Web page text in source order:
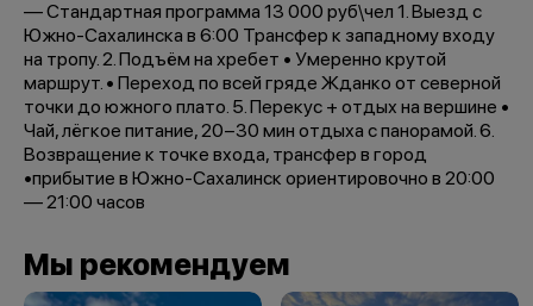
— Стандартная программа 13 000 руб\чел 1. Выезд с
Южно-Сахалинска в 6:00 Трансфер к западному входу
на тропу. 2. Подъём на хребет • Умеренно крутой
маршрут. • Переход по всей гряде Жданко от северной
точки до южного плато. 5. Перекус + отдых на вершине •
Чай, лёгкое питание, 20−30 мин отдыха с панорамой. 6.
Возвращение к точке входа, трансфер в город
•прибытие в Южно-Сахалинск ориентировочно в 20:00
— 21:00 часов
Мы рекомендуем